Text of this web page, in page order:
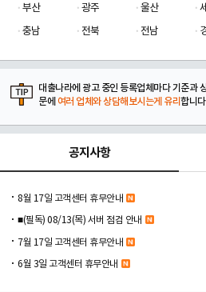
부산
광주 울산
충남
전북 전남
대출나라에 광고 중인 등록업체마다 기준과
문에 여러 업체와 상담해보시는게 유리합니
공지사항
8월 17일 고객센터 휴무안내
■(필독) 08/13(목) 서버 점검 안내
7월 17일 고객센터 휴무안내
6월 3일 고객센터 휴무안내